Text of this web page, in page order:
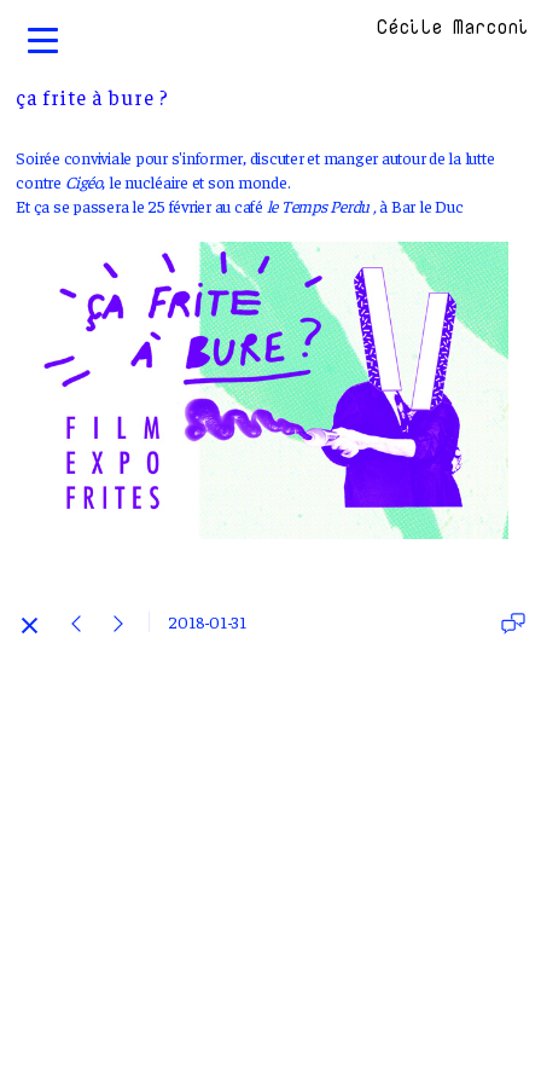
Cécile Marconi
ça frite à bure ?
Soirée conviviale pour s'informer, discuter et manger autour de la lutte
contre Cigéo, le nucléaire et son monde.
Et ça se passera le 25 février au café le Temps Perdu ,à Bar le Duc
2018-01-31